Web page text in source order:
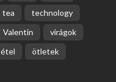
tea
technology
Valentin
virágok
étel ötletek